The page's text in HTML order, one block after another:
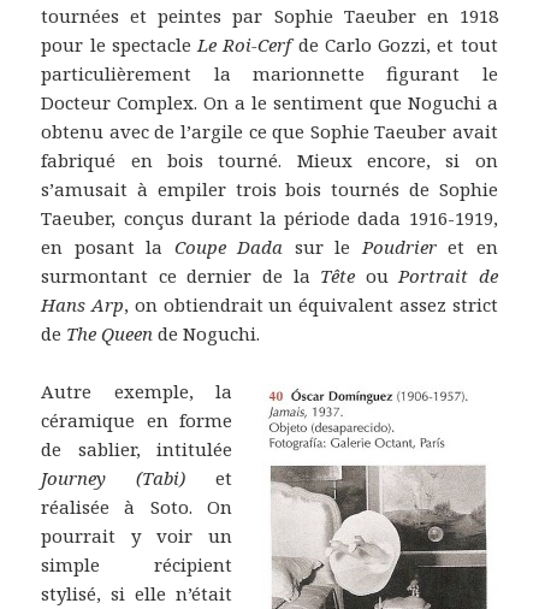
tournées et peintes par Sophie Taeuber en 1918
pour le spectacleLe Roi-Cerfde Carlo Gozzi, et tout
particulièrement la marionnette figurant le
Docteur Complex. On a le sentiment que Noguchi a
obtenu avec de l’argile ce que Sophie Taeuber avait
fabriqué en bois tourné. Mieux encore, si on
s’amusait à empiler trois bois tournés de Sophie
Taeuber, conçus durant la période dada 1916-1919,
en posant la Coupe Dada sur lePoudrieret en
surmontant ce dernier de la Tête ouPortrait de
Hans Arp, on obtiendrait un équivalent assez strict
de The Queende Noguchi.
Autre exemple, la
céramique en forme
de sablier, intitulée
Journey (Tabi) et
réalisée à Soto. On
pourrait y voir un
simple récipient
stylisé, si elle n’était